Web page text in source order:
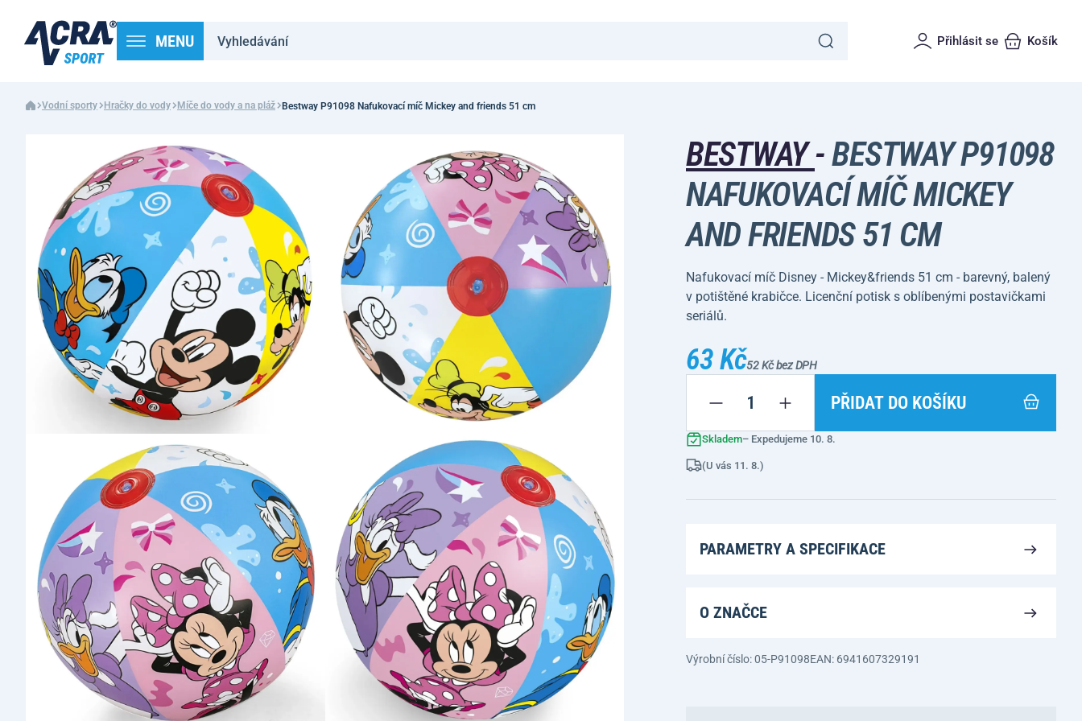
MENU Přihlásit se Košík
Vodní sporty Hračky do vody Míče do vody a na pláž Bestway P91098 Nafukovací míč Mickey and friends 51 cm
BESTWAY-BESTWAY P91098
NAFUKOVACÍ MÍČ MICKEY
AND FRIENDS 51 CM
Nafukovací míč Disney - Mickey&friends 51 cm - barevný, balený
v potištěné krabičce. Licenční potisk s oblíbenými postavičkami
seriálů.
63 Kč52 Kč bez DPH
PŘIDAT DO KOŠÍKU
Skladem– Expedujeme 10. 8.
(U vás 11. 8.)
PARAMETRY A SPECIFIKACE
O ZNAČCE
Výrobní číslo: 05-P91098EAN: 6941607329191